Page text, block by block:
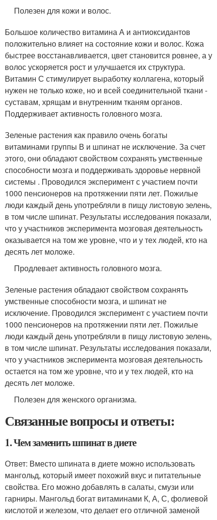
Полезен для кожи и волос.
Большое количество витамина А и антиоксидантов
положительно влияет на состояние кожи и волос. Кожа
быстрее восстанавливается, цвет становится ровнее, а у
волос ускоряется рост и улучшается их структура.
Витамин С стимулирует выработку коллагена, который
нужен не только коже, но и всей соединительной ткани -
суставам, хрящам и внутренним тканям органов.
Поддерживает активность головного мозга.
Зеленые растения как правило очень богаты
витаминами группы В и шпинат не исключение. За счет
этого, они обладают свойством сохранять умственные
способности мозга и поддерживать здоровье нервной
системы . Проводился эксперимент с участием почти
1000 пенсионеров на протяжении пяти лет. Пожилые
люди каждый день употребляли в пищу листовую зелень,
в том числе шпинат. Результаты исследования показали,
что у участников эксперимента мозговая деятельность
оказывается на том же уровне, что и у тех людей, кто на
десять лет моложе.
Продлевает активность головного мозга.
Зеленые растения обладают свойством сохранять
умственные способности мозга, и шпинат не
исключение. Проводился эксперимент с участием почти
1000 пенсионеров на протяжении пяти лет. Пожилые
люди каждый день употребляли в пищу листовую зелень,
в том числе шпинат. Результаты исследования показали,
что у участников эксперимента мозговая деятельность
остается на том же уровне, что и у тех людей, кто на
десять лет моложе.
Полезен для женского организма.
Связанные вопросы и ответы:
1. Чем заменить шпинат в диете
Ответ: Вместо шпината в диете можно использовать
мангольд, который имеет похожий вкус и питательные
свойства. Его можно добавлять в салаты, смузи или
гарниры. Мангольд богат витаминами К, А, С, фолиевой
кислотой и железом, что делает его отличной заменой